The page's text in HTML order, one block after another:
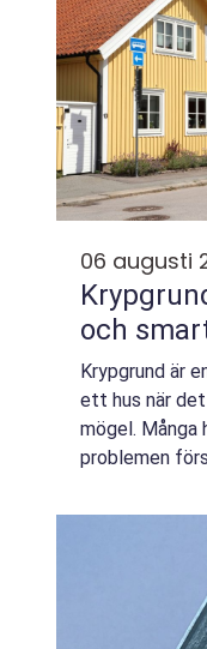
06 augusti
och
Krypgrund är
ett hus när
mögel. Många
problemen
dä...